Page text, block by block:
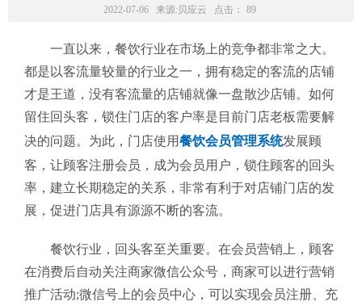
2022-07-06 来源: 贝应云 点击： 89
一直以来，餐饮行业在市场上的竞争都非常之大。
都是以客流量较量的行业之一，拥有稳定的客流的店铺
才是王道，没有客流量的店铺就像一盘散沙店铺。如何
留住回头客，锁住门店的客户率是目前门店老板需要解
决的问题。为此，门店使用餐饮会员管理系统发展顾
客，让顾客注册会员，成为会员用户，锁住顾客的回头
率，建立长期稳定的关系，非常有利于对店铺门店的发
展，促进门店具有源源不断的客流。
餐饮行业，回头客至关重要。在会员营销上，顾客
在消费后自动关注商家微信公众号，商家可以进行营销
推广活动;微信号上的会员中心，可以实现会员注册、充